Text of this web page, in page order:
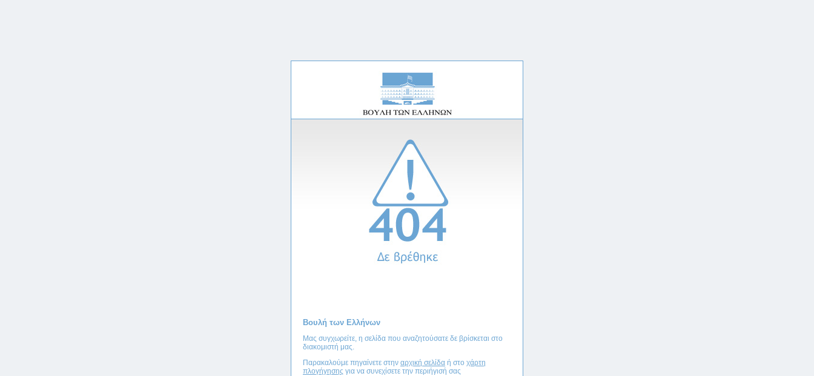
Βουλή των Ελλήνων
Μας συγχωρείτε, η σελίδα που αναζητούσατε δε βρίσκεται στο
διακομιστή μας.
Παρακαλούμε πηγαίνετε στην αρχική σελίδα ή στο χάρτη
πλογήγησης για να συνεχίσετε την περιήγισή σας